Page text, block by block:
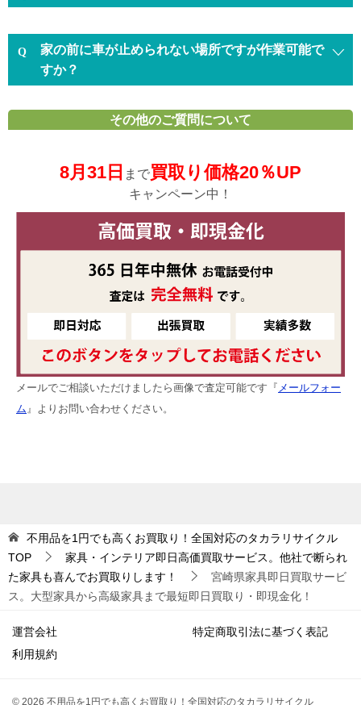
家の前に車が止められない場所ですが作業可能で
すか？
その他のご質問について
8月31日 まで買取り価格20％UP
キャンペーン中！
メールでご相談いただけましたら画像で査定可能です『 メールフォー
ム 』よりお問い合わせください。
不用品を1円でも高くお買取り！全国対応のタカラリサイクル
TOP
家具・インテリア即日高価買取サービス。他社で断られ
た家具も喜んでお買取りします！
宮崎県家具即日買取サービ
ス。大型家具から高級家具まで最短即日買取り・即現金化！
運営会社
特定商取引法に基づく表記
利用規約
© 2026 不用品を1円でも高くお買取り！全国対応のタカラリサイクル